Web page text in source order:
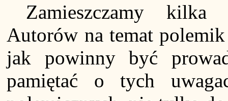
Zamieszczamy kilka
Autorów na temat
jak powinny być
pamiętać o tych